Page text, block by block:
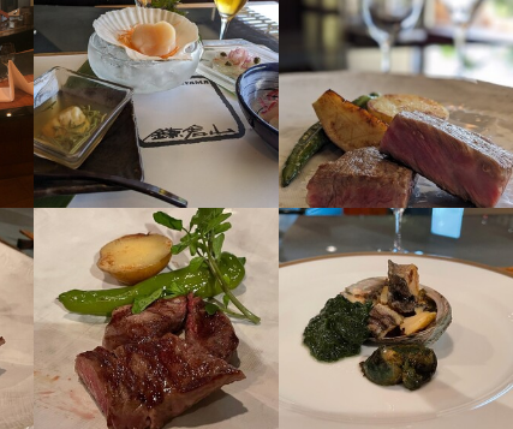
求人を選択する
スタッフ 月給：26万円〜
助 月給：26万円〜
求人を選択する
スタッフ 時給：1,300円〜
求人を選択する
スタッフ 時給： 1,300円〜1,713円
・調理スタッフ 月給： 30万円〜35万円
ためには努力を惜しまない方
組める方
のメッセージ
、ぜひお気軽にご応募ください。一度、カジュアルにお話しまし
しております。